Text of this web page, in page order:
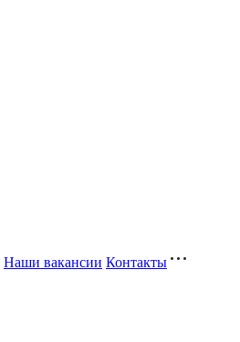
Наши вакансии Контакты